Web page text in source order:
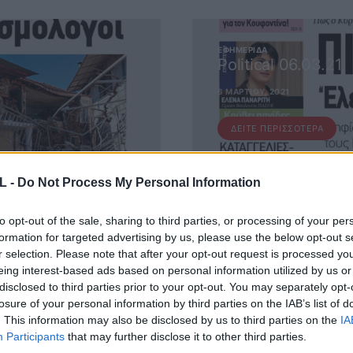
- Do Not Process My Personal Information
opt-out of the sale, sharing to third parties, or processing of your
for targeted advertising by us, please use the below opt-out
selection. Please note that after your opt-out request is processed
interest-based ads based on personal information utilized by us
to third parties prior to your opt-out. You may separately
of your personal information by third parties on the IAB’s list of
This information may also be disclosed by us to third parties on the
Participants that may further disclose it to other third parties.
ΕΦΗΜΕΡΊΔΑ
Political 06.03.21
6 ΜΑΡΤΊΟΥ, 2021
ΔΕΊΤΕ ΠΕΡΙΣΣΌΤΕΡΑ
ΣΤΟ NEWSLETTER ΜΑΣ ΓΙΑ ΝΑ ΛΑΜΒΑΝΕΤΕ ΤΗΝ
ΕΝΤΕΛΩΣ ΔΩΡΕΑΝ ΣΤΟ EMAIL ΣΑΣ